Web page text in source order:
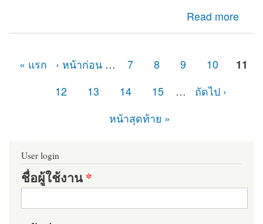
Read more
หน้า« แรก ‹ หน้าก่อน … 7 8 9 10
11
12
13 14 15 …
ถัดไป ›
หน้าสุดท้าย »
User login
ชื่อผู้ใช้งาน*